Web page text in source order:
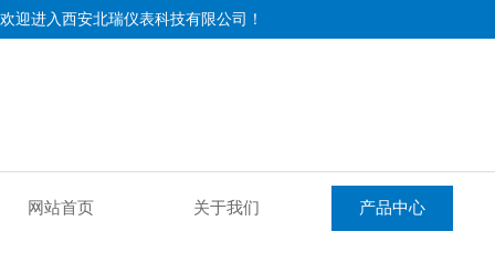
欢迎进入西安北瑞仪表科技有限公司！
网站首页 关于我们 产品中心